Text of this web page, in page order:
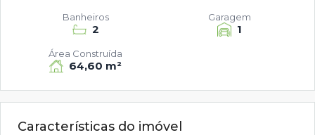
2
Banheiros
1
Garagem
64,60 m²
Área Construída
Características do imóvel